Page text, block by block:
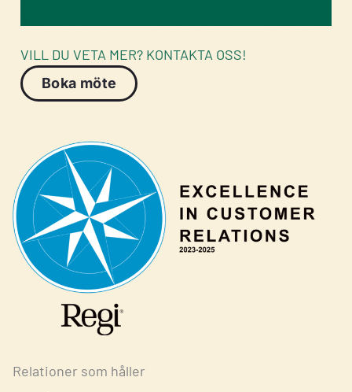
VILL DU VETA MER? KONTAKTA OSS!
Boka möte
Relationer som håller